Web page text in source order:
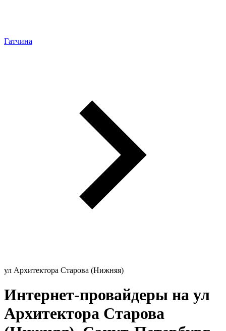
Гатчина
ул Архитектора Старова (Нижняя)
Интернет-провайдеры на ул
Архитектора Старова